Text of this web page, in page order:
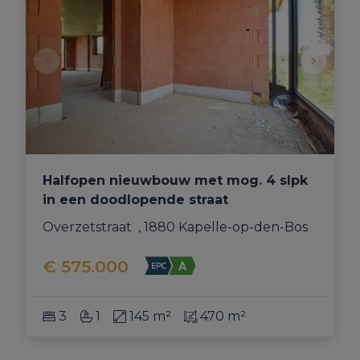
Halfopen nieuwbouw met mog. 4 slpk
in een doodlopende straat
Overzetstraat  , 1880 Kapelle-op-den-Bos
€ 575.000
3 1 145 m² 470 m²